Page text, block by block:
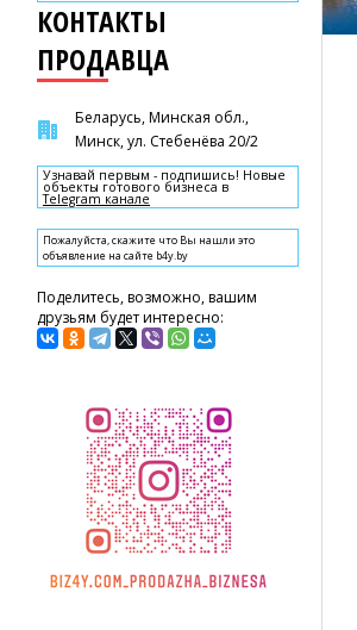
КОНТАКТЫ
ПРОДАВЦА
Беларусь, Минская обл.,
Минск, ул. Стебенёва 20/2
Узнавай первым - подпишись! Новые
объекты готового бизнеса в
Telegram канале
Пожалуйста, скажите что Вы нашли это
объявление на сайте b4y.by
Поделитесь, возможно, вашим
друзьям будет интересно: